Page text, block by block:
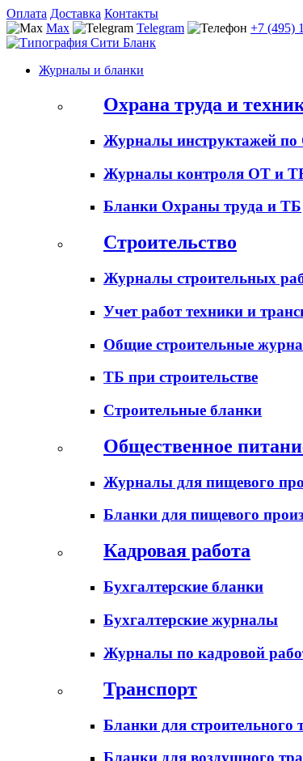
Оплата Доставка Контакты
Max
Telegram +7 (495)
Журналы и бланки
Охрана труда и
Журналы инструктажей
Журналы контроля ОТ и
Бланки Охраны труда и ТБ
Строительство
Журналы строительных
Учет работ техники и
Общие строительные
ТБ при строительстве
Строительные бланки
Общественное
Журналы для пищевого
Бланки для пищевого
Кадровая работа
Бухгалтерские бланки
Бухгалтерские журналы
Журналы по кадровой
Транспорт
Бланки для строительного
Бланки для воздушного